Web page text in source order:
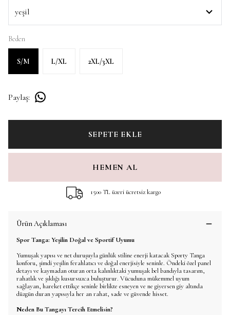
Beden
S/M L/XL 2XL/3XL
Paylaş:
SEPETE EKLE
HEMEN AL
1500 TL üzeri ücretsiz kargo
Ürün Açıklaması
Spor Tanga: Yeşilin Doğal ve Sportif Uyumu
Yumuşak yapısı ve net duruşuyla günlük stiline enerji katacak Sporty Tanga
konforu, şimdi yeşilin ferahlatıcı ve doğal enerjisiyle seninle. Öndeki özel panel
detayı ve kaymadan oturan orta kalınlıktaki yumuşak bel bandıyla tasarım,
rahatlık ve şıklığı kusursuzca buluşturur. Vücuduna mükemmel uyum
sağlayan, hareket ettikçe seninle birlikte esneyen ve ne giyersen giy altında
düzgün duran yapısıyla her an rahat, sade ve güvende hisset.
Neden Bu Tangayı Tercih Etmelisin?